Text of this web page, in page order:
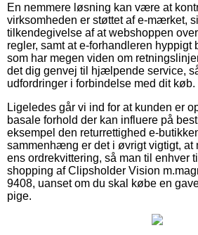
En nemmere løsning kan være at
virksomheden er støttet af e-mærket,
tilkendegivelse af at webshoppen
regler, samt at e-forhandleren hyppigt
som har megen viden om
det dig genvej til hjælpende service,
udfordringer i forbindelse med dit køb.
Ligeledes går vi ind for at kunden er
basale forhold der kan influere på
eksempel den returrettighed e-
sammenhæng er det i øvrigt vigtigt, at
ens ordrekvittering, så man til enhver
shopping af Clipsholder Vision
9408, uanset om du skal købe en
pige.